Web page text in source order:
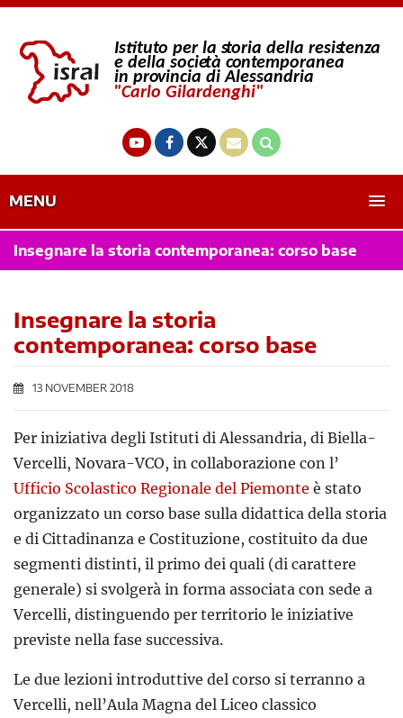
MENU
Insegnare la storia contemporanea: corso base
Insegnare la storia
contemporanea: corso base
13 NOVEMBER 2018
Per iniziativa degli Istituti di Alessandria, di Biella-
Vercelli, Novara-VCO, in collaborazione con l’
Ufficio Scolastico Regionale del Piemonte è stato
organizzato un corso base sulla didattica della storia
e di Cittadinanza e Costituzione, costituito da due
segmenti distinti, il primo dei quali (di carattere
generale) si svolgerà in forma associata con sede a
Vercelli, distinguendo per territorio le iniziative
previste nella fase successiva.
Le due lezioni introduttive del corso si terranno a
Vercelli, nell’Aula Magna del Liceo classico